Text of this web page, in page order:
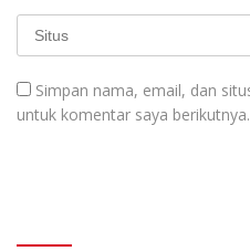
Simpan nama, email, dan
untuk komentar saya berikutnya.